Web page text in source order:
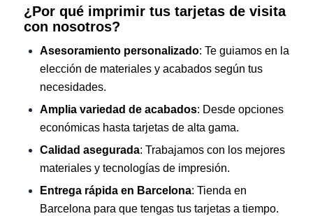
¿Por qué imprimir tus tarjetas de visita
con nosotros?
Asesoramiento personalizado: Te guiamos en la
elección de materiales y acabados según tus
necesidades.
Amplia variedad de acabados: Desde opciones
económicas hasta tarjetas de alta gama.
Calidad asegurada: Trabajamos con los mejores
materiales y tecnologías de impresión.
Entrega rápida en Barcelona: Tienda en
Barcelona para que tengas tus tarjetas a tiempo.